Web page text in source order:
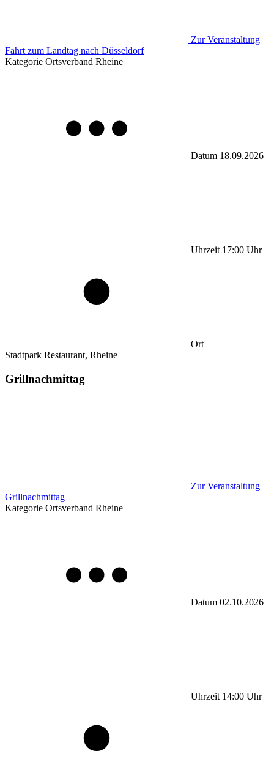
Zur Veranstaltung
Fahrt zum Landtag nach Düsseldorf
Kategorie Ortsverband Rheine
Datum 18.09.2026
Uhrzeit 17:00 Uhr
Ort
Stadtpark Restaurant, Rheine
Grillnachmittag
Zur Veranstaltung
Grillnachmittag
Kategorie Ortsverband Rheine
Datum 02.10.2026
Uhrzeit 14:00 Uhr